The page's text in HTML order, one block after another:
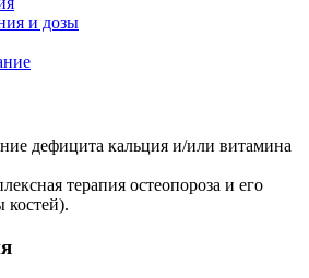
и дозы
дефицита кальция и/или витамина
терапия остеопороза и его